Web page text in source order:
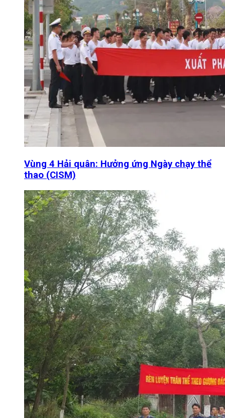
Vùng 4 Hải quân: Hưởng ứng Ngày chạy thể
thao (CISM)